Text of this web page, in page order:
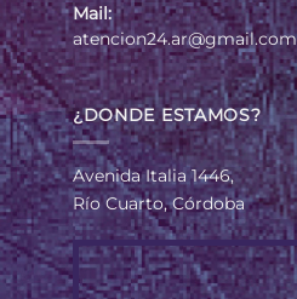
Mail:
atencion24.ar@gmail.com
¿DONDE ESTAMOS?
Avenida Italia 1446,
Río Cuarto, Córdoba